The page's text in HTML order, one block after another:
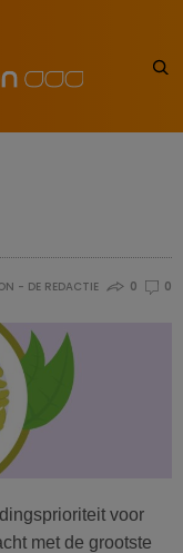
- DE REDACTIE 0 0
voor
met de grootste